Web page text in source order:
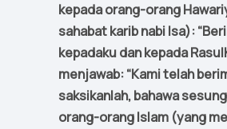
kepada orang-orang
sahabat karib nabi Isa):
kepadaku dan kepada
menjawab: “Kami telah
saksikanlah, bahawa
orang-orang Islam (yang